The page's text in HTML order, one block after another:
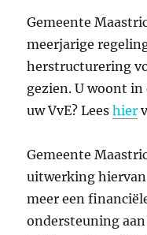
Gemeente
meerjarige
herstructurering
gezien. U woont
uw VvE? Leeshier
Gemeente
uitwerking
meer een
ondersteuning